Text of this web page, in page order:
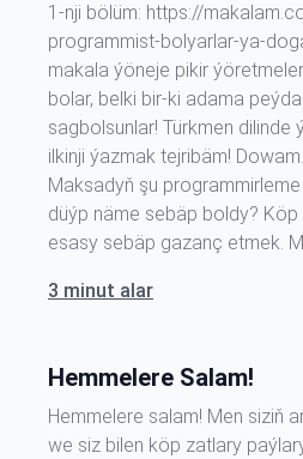
1-nji bölüm: https://
programmist-bolyarlar-ya-
makala ýöneje pikir
bolar, belki bir-ki adama
sagbolsunlar! Türkmen dilinde
ilkinji ýazmak tejribäm!
Maksadyň şu
düýp näme sebäp boldy?
esasy sebäp gazanç etmek.
3 minut alar
Hemmelere Salam!
Hemmelere salam! Men siziň
we siz bilen köp zatlary